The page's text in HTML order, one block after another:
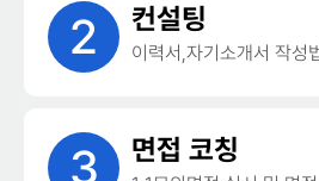
2 컨설팅
이력서,자기소개서 작성
3 면접 코칭